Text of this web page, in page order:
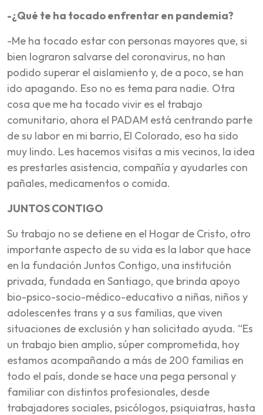
-¿Qué te ha tocado enfrentar en pandemia?
-Me ha tocado estar con personas mayores que, si
bien lograron salvarse del coronavirus, no han
podido superar el aislamiento y, de a poco, se han
ido apagando. Eso no es tema para nadie. Otra
cosa que me ha tocado vivir es el trabajo
comunitario, ahora el PADAM está centrando parte
de su labor en mi barrio, El Colorado, eso ha sido
muy lindo. Les hacemos visitas a mis vecinos, la idea
es prestarles asistencia, compañía y ayudarles con
pañales, medicamentos o comida.
JUNTOS CONTIGO
Su trabajo no se detiene en el Hogar de Cristo, otro
importante aspecto de su vida es la labor que hace
en la fundación Juntos Contigo, una institución
privada, fundada en Santiago, que brinda apoyo
bio-psico-socio-médico-educativo a niñas, niños y
adolescentes trans y a sus familias, que viven
situaciones de exclusión y han solicitado ayuda. “Es
un trabajo bien amplio, súper comprometida, hoy
estamos acompañando a más de 200 familias en
todo el país, donde se hace una pega personal y
familiar con distintos profesionales, desde
trabajadores sociales, psicólogos, psiquiatras, hasta